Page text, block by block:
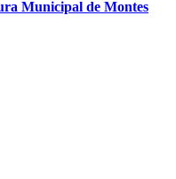
Municipal de Montes